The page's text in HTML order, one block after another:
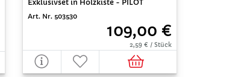
Exklusivset in Holzkiste - PILOT
Art. Nr. 503530
109,00 €
2,59 € / Stück